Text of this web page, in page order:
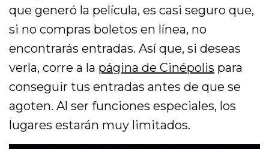
que generó la película, es casi seguro que,
si no compras boletos en línea, no
encontrarás entradas. Así que, si deseas
verla, corre a la página de Cinépolis para
conseguir tus entradas antes de que se
agoten. Al ser funciones especiales, los
lugares estarán muy limitados.